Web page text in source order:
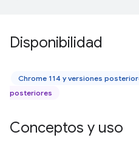
Disponibilidad
Chrome 114 y versiones
posteriores
Conceptos y uso